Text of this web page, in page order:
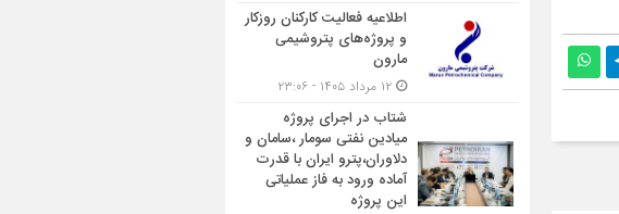
اطلاعیه فعالیت کارکنان روزکار
و پروژه‌های پتروشیمی
مارون
شتاب در اجرای پروژه
میادین نفتی سومار ،سامان و
دلاوران،پترو ایران با قدرت
آماده ورود به فاز عملیاتی
این پروژه